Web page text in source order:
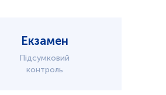
Екзамен
Підсумковий
контроль